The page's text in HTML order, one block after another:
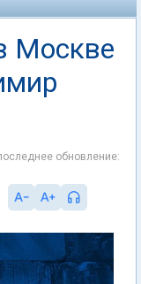
Москве
обновление: